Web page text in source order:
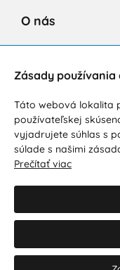
O nás
Súhlasím so
účely.Zásady
Zásady používania
Táto webová lokalita
používateľskej
vyjadrujete súhlas s
súlade s našimi
Prečítať viac